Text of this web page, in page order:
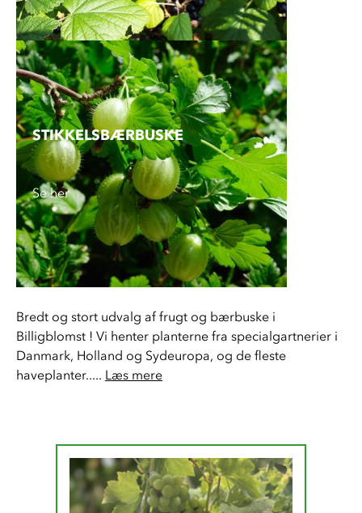
STIKKELSBÆR­BUSKE
Se her
Bredt og stort udvalg af frugt og bærbuske i
Billigblomst ! Vi henter planterne fra specialgartnerier i
Danmark, Holland og Sydeuropa, og de fleste
haveplanter..... Læs mere